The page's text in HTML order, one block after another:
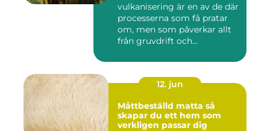
vulkanisering är en av de där
processerna som få pratar
om, men som påverkar allt
från gruvdrift och...
12. jun
Måttbeställd matta så
skapar du ett hem som
verkligen passar dig